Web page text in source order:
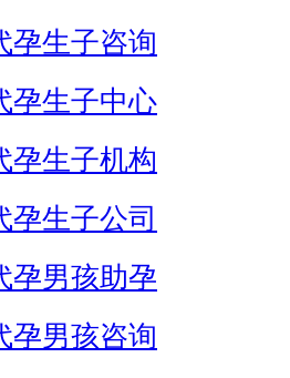
孕生子咨询
孕生子中心
孕生子机构
孕生子公司
孕男孩助孕
孕男孩咨询